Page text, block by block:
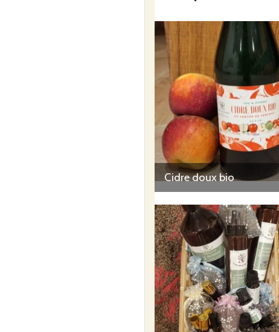
Cidre doux bio